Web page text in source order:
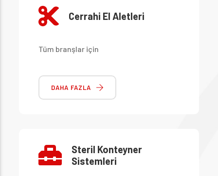
Cerrahi El Aletleri
Tüm branşlar için
DAHA FAZLA
Steril Konteyner
Sistemleri